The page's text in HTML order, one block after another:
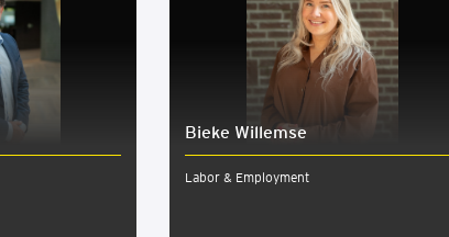
Bie­ke Wil­lem­se
Labor & Employment